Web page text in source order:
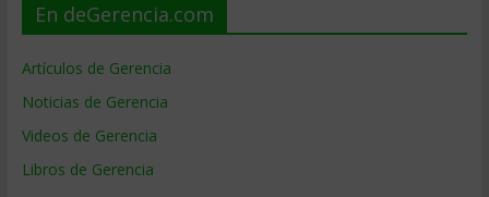
En deGerencia.com
Artículos de Gerencia
Noticias de Gerencia
Videos de Gerencia
Libros de Gerencia